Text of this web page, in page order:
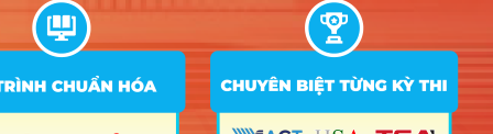
Công nghệ thông tin
D01 20.1 19
bậc